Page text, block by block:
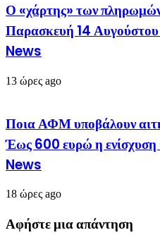
Ο «χάρτης» των
Παρασκευή 14
News
13 ώρες ago
Ποια ΑΦΜ υποβάλουν
Έως 600 ευρώ η
News
18 ώρες ago
Αφήστε μια απάντηση